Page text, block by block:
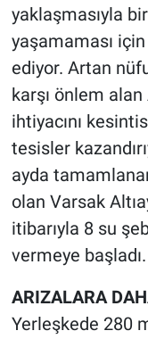
yaklaşmasıyla
yaşamaması için
ediyor. Artan
karşı önlem
ihtiyacını
tesisler
ayda
olan Varsak
itibarıyla 8 su
vermeye başladı.
ARIZALARA
Yerleşkede 280